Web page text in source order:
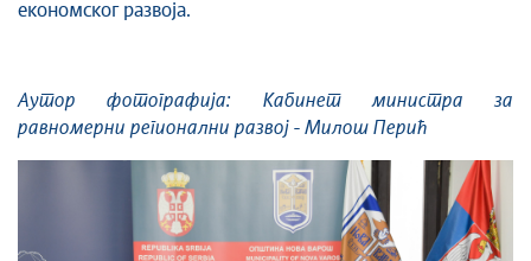
економског развоја.
Аутор фотографија: Кабинет министра за
равномерни регионални развој - Милош Перић